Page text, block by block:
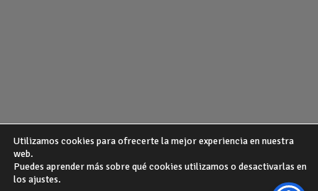
¿QUIENES SOMOS? POLITICA DE PRIVACIDAD
Utilizamos cookies para ofrecerte la mejor experiencia en nuestra
web.
Puedes aprender más sobre qué cookies utilizamos o desactivarlas en
los ajustes.